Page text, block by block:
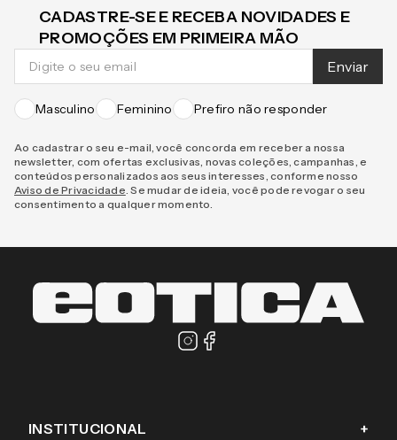
CADASTRE-SE E RECEBA NOVIDADES E
PROMOÇÕES EM PRIMEIRA MÃO
Enviar
Masculino Feminino Prefiro não responder
Ao cadastrar o seu e-mail, você concorda em receber a nossa
newsletter, com ofertas exclusivas, novas coleções, campanhas, e
conteúdos personalizados aos seus interesses, conforme nosso
Aviso de Privacidade . Se mudar de ideia, você pode revogar o seu
consentimento a qualquer momento.
INSTITUCIONAL +